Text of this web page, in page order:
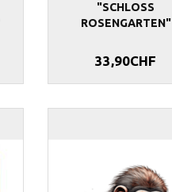
"SCHLOSS
ROSENGARTEN"
33,90CHF